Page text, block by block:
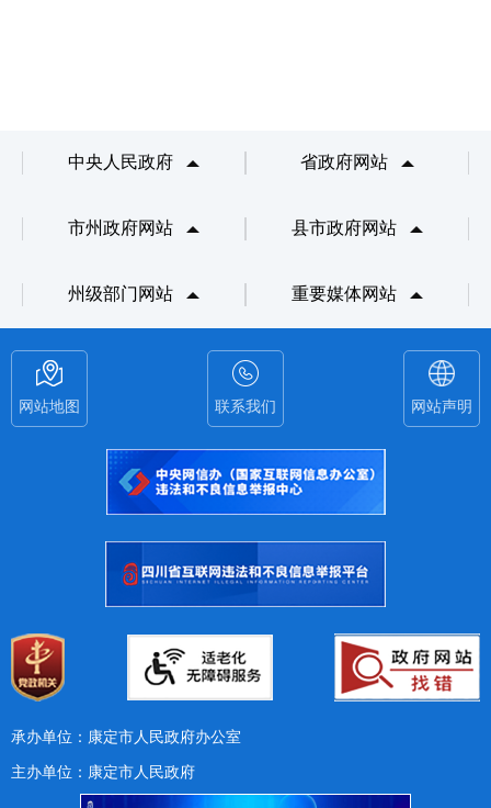
中央人民政府 省政府网站
市州政府网站 县市政府网站
州级部门网站 重要媒体网站
网站地图 联系我们 网站声明
承办单位：康定市人民政府办公室
主办单位：康定市人民政府